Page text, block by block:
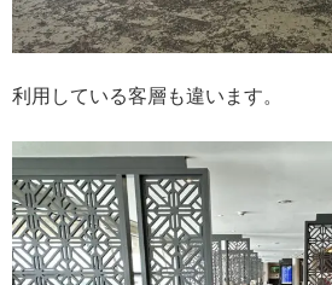
利用している客層も違います。